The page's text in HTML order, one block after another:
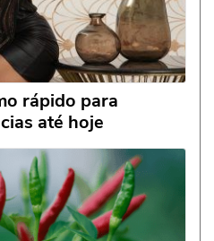
rápido para
até hoje